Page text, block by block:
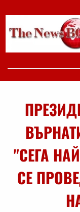
"СЕГА
СЕ